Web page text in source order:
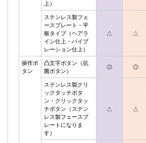
上）
ステンレス製フェ
ースプレート・平
板タイプ（ヘアラ
イン仕上・バイブ
レーション仕上）
△ △
操作ボ
タン
凸文字ボタン（抗
菌ボタン）
◎ ◎
ステンレス製クリ
ックタッチボタ
ン・クリックタッ
チボタン（ステン
レス製フェースプ
レートになりま
す）
△ △